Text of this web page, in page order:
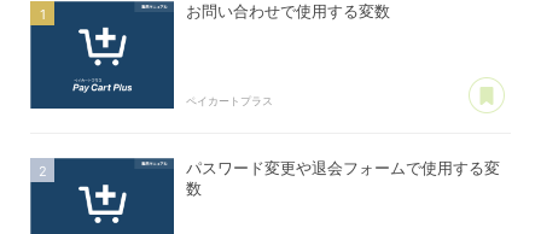
お問い合わせで使用する変数
ペイカートプラス
パスワード変更や退会フォームで使用する変
数